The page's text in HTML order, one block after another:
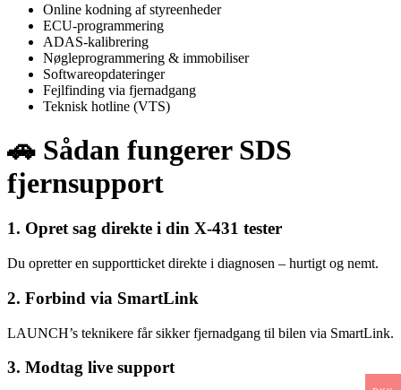
Online kodning af styreenheder
ECU-programmering
ADAS-kalibrering
Nøgleprogrammering & immobiliser
Softwareopdateringer
Fejlfinding via fjernadgang
Teknisk hotline (VTS)
🚗 Sådan fungerer SDS
fjernsupport
1. Opret sag direkte i din X-431 tester
Du opretter en supportticket direkte i diagnosen – hurtigt og nemt.
2. Forbind via SmartLink
LAUNCH’s teknikere får sikker fjernadgang til bilen via SmartLink.
3. Modtag live support